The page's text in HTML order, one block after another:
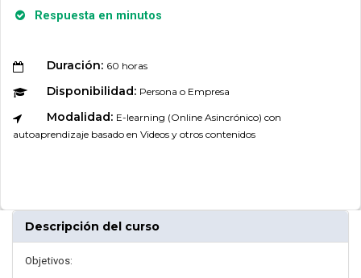
Respuesta en minutos
Duración: 60 horas
Disponibilidad: Persona o Empresa
Modalidad: E-learning (Online Asincrónico) con
autoaprendizaje basado en Videos y otros contenidos
Descripción del curso
Objetivos: